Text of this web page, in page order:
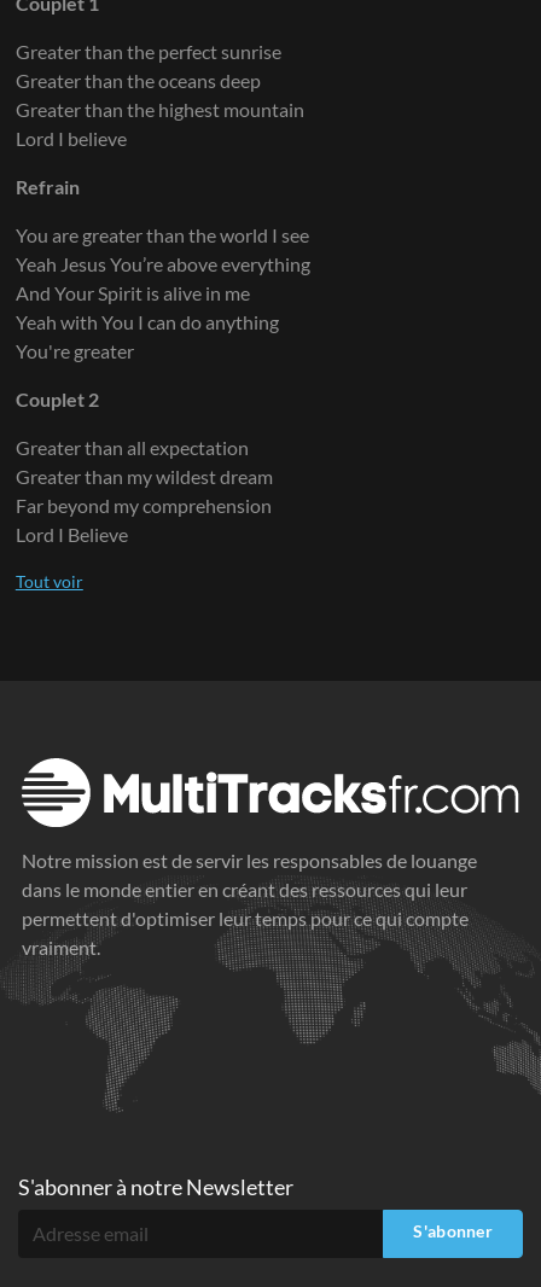
Greater than the perfect sunrise
Greater than the oceans deep
Greater than the highest mountain
Lord I believe
Refrain
You are greater than the world I see
Yeah Jesus You’re above everything
And Your Spirit is alive in me
Yeah with You I can do anything
You're greater
Couplet 2
Greater than all expectation
Greater than my wildest dream
Far beyond my comprehension
Lord I Believe
Notre mission est de servir les responsables de louange
dans le monde entier en créant des ressources qui leur
permettent d'optimiser leur temps pour ce qui compte
vraiment.
S'abonner à notre Newsletter
S'abonner